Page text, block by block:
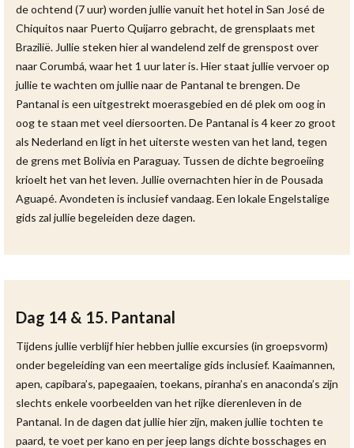
de ochtend (7 uur) worden jullie vanuit het hotel in San José de
Chiquitos naar Puerto Quijarro gebracht, de grensplaats met
Brazilië. Jullie steken hier al wandelend zelf de grenspost over
naar Corumbá, waar het 1 uur later is. Hier staat jullie vervoer op
jullie te wachten om jullie naar de Pantanal te brengen. De
Pantanal is een uitgestrekt moerasgebied en dé plek om oog in
oog te staan met veel diersoorten. De Pantanal is 4 keer zo groot
als Nederland en ligt in het uiterste westen van het land, tegen
de grens met Bolivia en Paraguay. Tussen de dichte begroeiing
krioelt het van het leven. Jullie overnachten hier in de Pousada
Aguapé. Avondeten is inclusief vandaag. Een lokale Engelstalige
gids zal jullie begeleiden deze dagen.
Dag 14 & 15. Pantanal
Tijdens jullie verblijf hier hebben jullie excursies (in groepsvorm)
onder begeleiding van een meertalige gids inclusief. Kaaimannen,
apen, capibara’s, papegaaien, toekans, piranha’s en anaconda’s zijn
slechts enkele voorbeelden van het rijke dierenleven in de
Pantanal. In de dagen dat jullie hier zijn, maken jullie tochten te
paard, te voet per kano en per jeep langs dichte bosschages en